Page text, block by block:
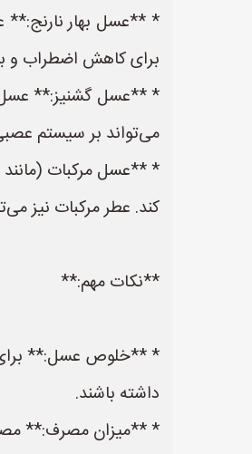
* **عسل بهار نارنج:**
برای کاهش اضطراب و
* **عسل گشنیز:** عسل
می‌تواند بر سیستم
کند. عطر مرکبات نیز
**نکات مهم:**
* **خلوص عسل:** برای
داشته باشند.
* **میزان مصرف:**